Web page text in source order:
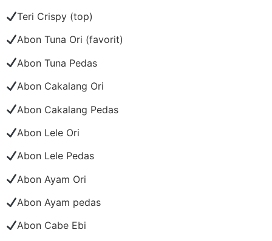
Teri Crispy (top)
Abon Tuna Ori (favorit)
Abon Tuna Pedas
Abon Cakalang Ori
Abon Cakalang Pedas
Abon Lele Ori
Abon Lele Pedas
Abon Ayam Ori
Abon Ayam pedas
Abon Cabe Ebi